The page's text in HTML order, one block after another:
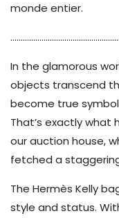
monde entier.
In the glamorous
objects transcend
become true
That’s exactly
our auction house,
fetched a
The Hermès Kelly
style and status.